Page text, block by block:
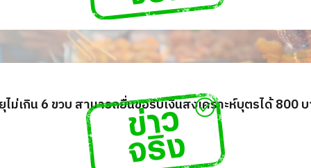
เกิน 6 ขวบ สามารถยื่นขอรับเงินสงเคราะห์บุตรได้ 800